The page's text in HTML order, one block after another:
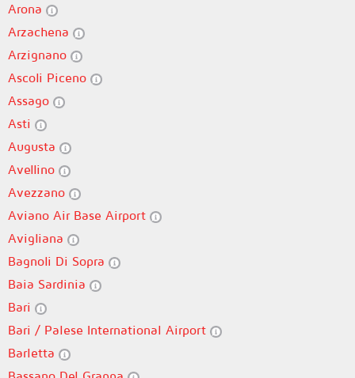
Arona
Arzachena
Arzignano
Ascoli Piceno
Assago
Asti
Augusta
Avellino
Avezzano
Aviano Air Base Airport
Avigliana
Bagnoli Di Sopra
Baia Sardinia
Bari
Bari / Palese International Airport
Barletta